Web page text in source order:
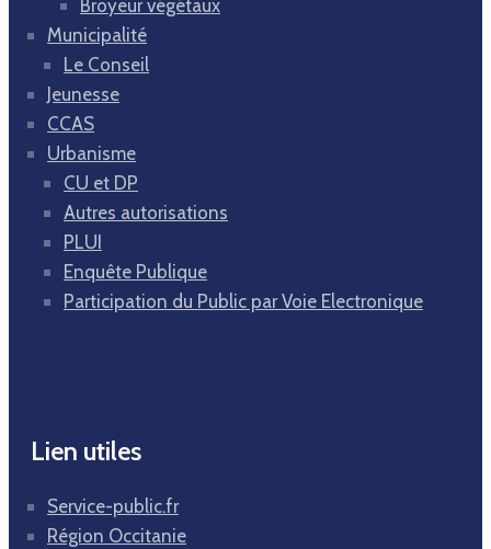
Broyeur végétaux
Municipalité
Le Conseil
Jeunesse
CCAS
Urbanisme
CU et DP
Autres autorisations
PLUI
Enquête Publique
Participation du Public par Voie Electronique
Lien utiles
Service-public.fr
Région Occitanie